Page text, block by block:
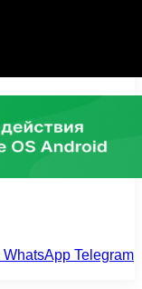
WhatsApp Telegram